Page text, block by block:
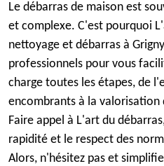
Le débarras de maison est
et complexe. C'est pourquoi
nettoyage et débarras à
professionnels pour vous
charge toutes les étapes, de
encombrants à la valorisation
Faire appel à L'art du
rapidité et le respect des
Alors, n'hésitez pas et